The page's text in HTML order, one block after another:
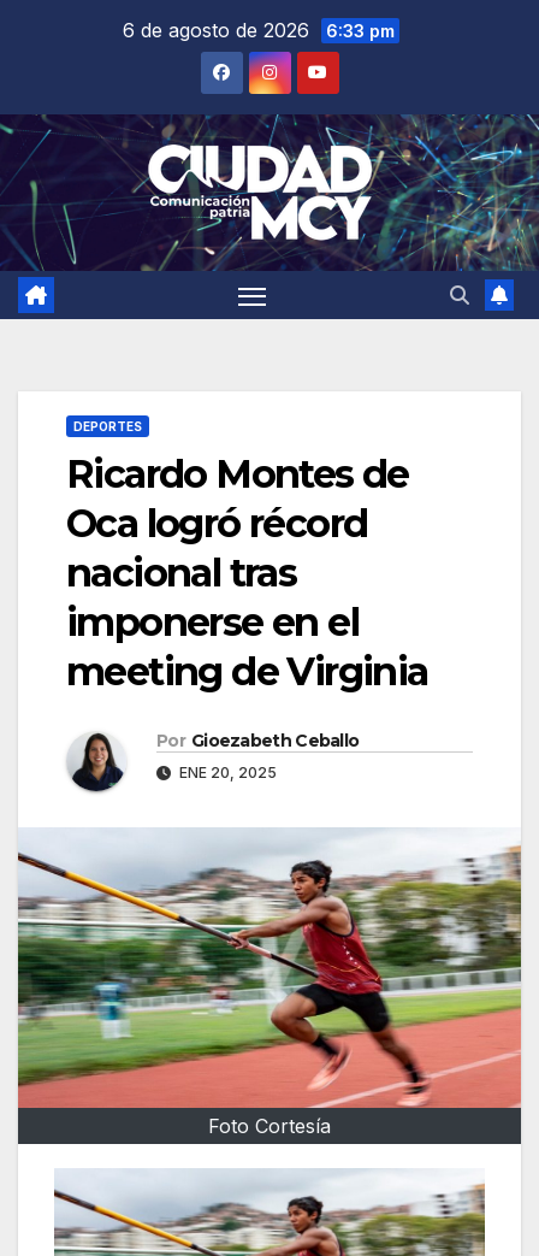
6 de agosto de 2026 6:33 pm
DEPORTES
Ricardo Montes de
Oca logró récord
nacional tras
imponerse en el
meeting de Virginia
Por Gioezabeth Ceballo
ENE 20, 2025
Foto Cortesía